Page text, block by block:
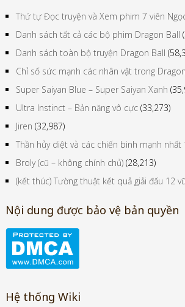
Thứ tự Đọc truyện và Xem phim 7 viên
Danh sách tất cả các bộ phim Dragon Ball
Danh sách toàn bộ truyện Dragon Ball
Chỉ số sức mạnh các nhân vật trong
Super Saiyan Blue – Super Saiyan Xanh
Ultra Instinct – Bản năng vô cực (33,273)
Jiren (32,987)
Thần hủy diệt và các chiến binh mạnh nhất
Broly (cũ – không chính chủ) (28,213)
(kết thúc) Tường thuật kết quả giải đấu 12
Nội dung được bảo vệ bản quyền
Hệ thống Wiki